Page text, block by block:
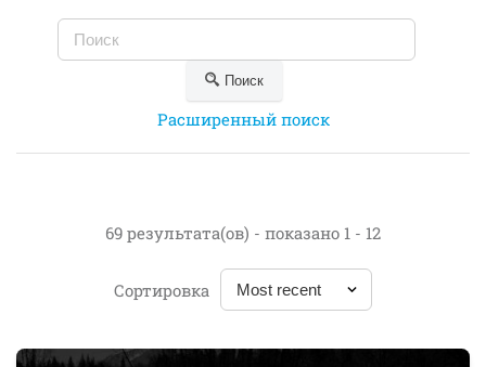
Поиск
Расширенный поиск
69 результата(ов) - показано 1 - 12
Сортировка